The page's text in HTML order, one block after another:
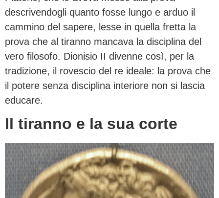
descrivendogli quanto fosse lungo e arduo il
cammino del sapere, lesse in quella fretta la
prova che al tiranno mancava la disciplina del
vero filosofo. Dionisio II divenne così, per la
tradizione, il rovescio del re ideale: la prova che
il potere senza disciplina interiore non si lascia
educare.
Il tiranno e la sua corte